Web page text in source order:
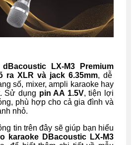
dBacoustic LX-M3 Premium
ra XLR và jack 6.35mm, dễ
số, mixer, ampli karaoke hay
Sử dụng pin AA 1.5V, tiện lợi
phù hợp cho cả gia đình và
nhỏ.
tin trên đây sẽ giúp bạn hiểu
karaoke DBacoustic LX-M3